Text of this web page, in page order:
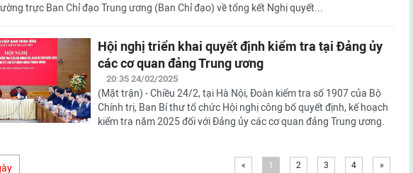
trực Ban Chỉ đạo Trung ương (Ban Chỉ đạo) về tổng kết Nghị quyết...
Hội nghị triển khai quyết định kiểm tra tại Đảng ủy
các cơ quan đảng Trung ương
20:35 24/02/2025
(Mặt trận) - Chiều 24/2, tại Hà Nội, Đoàn kiểm tra số 1907 của Bộ
Chính trị, Ban Bí thư tổ chức Hội nghị công bố quyết định, kế hoạch
kiểm tra năm 2025 đối với Đảng ủy các cơ quan đảng Trung ương.
« 1 2 3 4 »